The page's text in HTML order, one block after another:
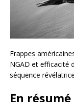
Frappes
NGAD et efficacité
séquence
En résumé